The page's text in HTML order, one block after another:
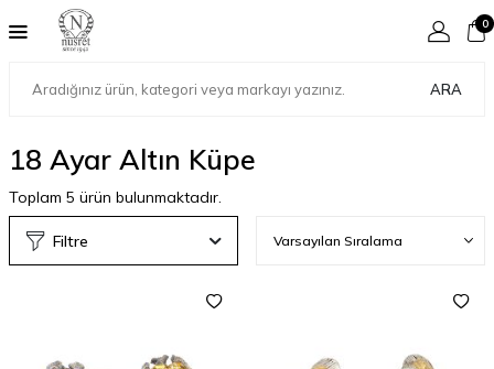
ARA
0
18 Ayar Altın Küpe
Toplam 5 ürün bulunmaktadır.
Filtre